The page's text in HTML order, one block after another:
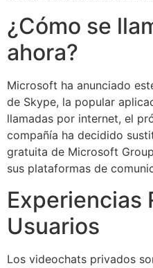
¿Cómo se
ahora?
Microsoft ha anunciado
de Skype, la popular
llamadas por internet, el
compañía ha decidido
gratuita de Microsoft
sus plataformas de
Experiencias
Usuarios
Los videochats privados